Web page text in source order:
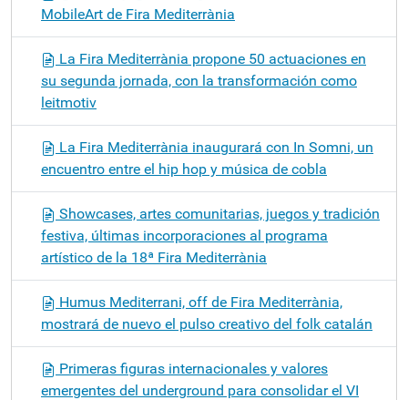
MobileArt de Fira Mediterrània
La Fira Mediterrània propone 50 actuaciones en
su segunda jornada, con la transformación como
leitmotiv
La Fira Mediterrània inaugurará con In Somni, un
encuentro entre el hip hop y música de cobla
Showcases, artes comunitarias, juegos y tradición
festiva, últimas incorporaciones al programa
artístico de la 18ª Fira Mediterrània
Humus Mediterrani, off de Fira Mediterrània,
mostrará de nuevo el pulso creativo del folk catalán
Primeras figuras internacionales y valores
emergentes del underground para consolidar el VI